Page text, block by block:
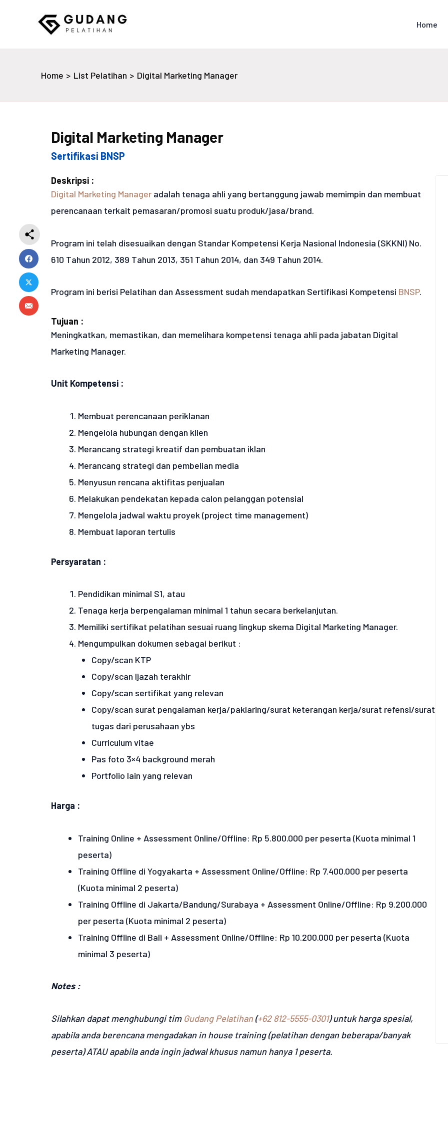
Home
Home List Pelatihan Digital Marketing Manager
Digital Marketing Manager
Sertifikasi BNSP
Deskripsi :
Digital Marketing Manager adalah tenaga ahli yang bertanggung jawab memimpin dan membuat
perencanaan terkait pemasaran/promosi suatu produk/jasa/brand.
Program ini telah disesuaikan dengan Standar Kompetensi Kerja Nasional Indonesia (SKKNI) No.
610 Tahun 2012, 389 Tahun 2013, 351 Tahun 2014, dan 349 Tahun 2014.
Program ini berisi Pelatihan dan Assessment sudah mendapatkan Sertifikasi Kompetensi BNSP.
Tujuan :
Meningkatkan, memastikan, dan memelihara kompetensi tenaga ahli pada jabatan Digital
Marketing Manager.
Unit Kompetensi :
Membuat perencanaan periklanan
Mengelola hubungan dengan klien
Merancang strategi kreatif dan pembuatan iklan
Merancang strategi dan pembelian media
Menyusun rencana aktifitas penjualan
Melakukan pendekatan kepada calon pelanggan potensial
Mengelola jadwal waktu proyek (project time management)
Membuat laporan tertulis
Persyaratan :
Pendidikan minimal S1, atau
Tenaga kerja berpengalaman minimal 1 tahun secara berkelanjutan.
Memiliki sertifikat pelatihan sesuai ruang lingkup skema Digital Marketing Manager.
Mengumpulkan dokumen sebagai berikut :
Copy/scan KTP
Copy/scan Ijazah terakhir
Copy/scan sertifikat yang relevan
Copy/scan surat pengalaman kerja/paklaring/surat keterangan kerja/surat refensi/surat
tugas dari perusahaan ybs
Curriculum vitae
Pas foto 3×4 background merah
Portfolio lain yang relevan
Harga :
Training Online + Assessment Online/Offline: Rp 5.800.000 per peserta (Kuota minimal 1
peserta)
Training Offline di Yogyakarta + Assessment Online/Offline: Rp 7.400.000 per peserta
(Kuota minimal 2 peserta)
Training Offline di Jakarta/Bandung/Surabaya + Assessment Online/Offline: Rp 9.200.000
per peserta (Kuota minimal 2 peserta)
Training Offline di Bali + Assessment Online/Offline: Rp 10.200.000 per peserta (Kuota
minimal 3 peserta)
Notes :
Silahkan dapat menghubungi tim Gudang Pelatihan (+62 812-5555-0301) untuk harga spesial,
apabila anda berencana mengadakan in house training (pelatihan dengan beberapa/banyak
peserta) ATAU apabila anda ingin jadwal khusus namun hanya 1 peserta.